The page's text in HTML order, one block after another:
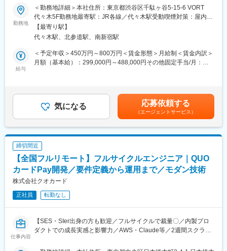
※前年度の夜間・休日対応は年間19件。
■システム環境
・DB：Aurora PostgreSQL
■利用ツール
・生成AI：Claude/Gemini/ChatGPT
・パスワードマネージャー：1Password
■組織構成
エンジニア、デザイナー合わせて42名程が在籍。運用チームは現
在7名が在籍。
■働き方
フルリモート・裁量労働制で、状況に合わせて調整しながら勤務
可能。
変更の範囲：会社の定める業務
医師専用Webサービス・アプリを運営する当社にて、「ヒポク
ラ」のUI/UXデザイナーをお任せします。
■業務内容：
医師という専門性の高いユーザーに向き合い、プロダクト・マー
ケティング・ブランディングまで横断的に関わることができま
す。PM・開発ディレクター・エンジニアと連携しながら、UI/UX
っていただきたいと考えています。
・サイト内に掲載される広告LPのデザイン
・HTMLメールや広告バナー・SNS画像などWEBマーケティング
に必要なデザイン
・学会で配るチラシやリーフレット・会員獲得のためのダイレク
トメールのデザイン
■働き方
全国フルリモート制を導入しており、場所を縛られず拡大中の自
社サービスに携わりたい方にお勧めです。
勤務地
＜勤務地詳細＞本社住所：東京都渋谷区千駄ヶ谷5-15-6 VORT
代々木5F勤務地最寄駅：JR各線／代々木駅受動喫煙対策：屋内全
面禁煙変更の範囲：会社の定める事業所（リモートワーク含む）
【最寄り駅】
代々木駅、北参道駅、南新宿駅
給与
＜予定年収＞450万円～800万円＜賃金形態＞月給制＜賃金内訳＞
月額（基本給）：299,000円～488,000円その他固定手当/月：
残業手当＞有＜給与補足＞■上記「その他固定手当」：在宅勤務手
当賃金はあくまでも目安の金額であり、選考を通じて上下する可
能性があります。月給(月額)は固定手当を含めた表記です。
気になる 応募依頼する
（エージェントサービス）
締切間近
【全国フルリモート】フルサイクルエンジニア｜QUO
カードPay開発／要件定義から運用まで／モダン技術
株式会社クオカード
正社員 転勤なし
仕事内容
【SES・SIer出身の方も歓迎／フルサイクルで裁量〇／内製プロ
ダクトでの成長実感と影響力／AWS・Claude等／2週間スクラム